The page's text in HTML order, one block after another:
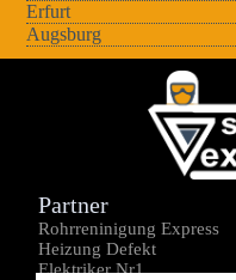
Erfurt
Augsburg
Partner
Rohrreninigung Express
Heizung Defekt
Elektriker Nr1